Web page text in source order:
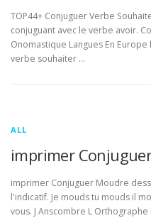
TOP44+ Conjuguer Verbe
conjuguant avec le verbe avoir.
Onomastique Langues En
verbe souhaiter …
ALL
imprimer
imprimer Conjuguer Moudre
l'indicatif. Je mouds tu mouds il
vous. J Anscombre L